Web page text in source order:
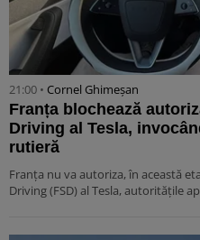
21:00 • Cornel Ghimeșan
Franța blochează
Driving al Tesla,
rutieră
Franța nu va autoriza, în această
Driving (FSD) al Tesla, autoritățile